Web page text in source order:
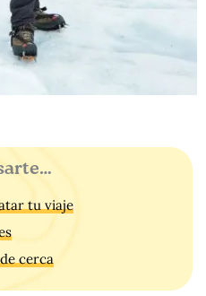
tu viaje
cerca